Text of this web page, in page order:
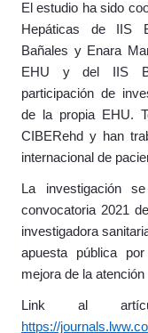
El estudio ha sido
Hepáticas de IIS
Bañales y Enara
EHU y del IIS
participación de
de la propia EHU.
CIBERehd y han
internacional de
La investigación
convocatoria 2021
investigadora
apuesta pública
mejora de la
Link al
https://